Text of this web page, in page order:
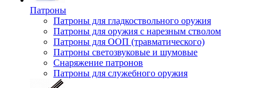
Патроны
Патроны для гладкоствольного оружия
Патроны для оружия с нарезным стволом
Патроны для ООП (травматического)
Патроны светозвуковые и шумовые
Снаряжение патронов
Патроны для служебного оружия